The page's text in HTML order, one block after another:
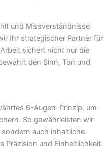
und Missverständnisse
Ihr strategischer Partner für
sichert nicht nur die
den Sinn, Ton und
6-Augen-Prinzip, um
So gewährleisten wir
auch inhaltliche
Präzision und Einheitlichkeit.